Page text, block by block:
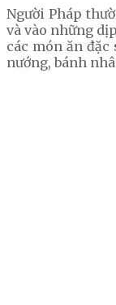
Người Pháp
và vào những
các món ăn
nướng, bánh